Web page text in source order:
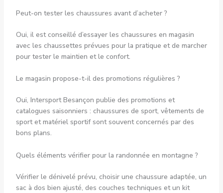
Peut-on tester les chaussures avant d’acheter ?
Oui, il est conseillé d’essayer les chaussures en magasin
avec les chaussettes prévues pour la pratique et de marcher
pour tester le maintien et le confort.
Le magasin propose-t-il des promotions régulières ?
Oui, Intersport Besançon publie des promotions et
catalogues saisonniers : chaussures de sport, vêtements de
sport et matériel sportif sont souvent concernés par des
bons plans.
Quels éléments vérifier pour la randonnée en montagne ?
Vérifier le dénivelé prévu, choisir une chaussure adaptée, un
sac à dos bien ajusté, des couches techniques et un kit